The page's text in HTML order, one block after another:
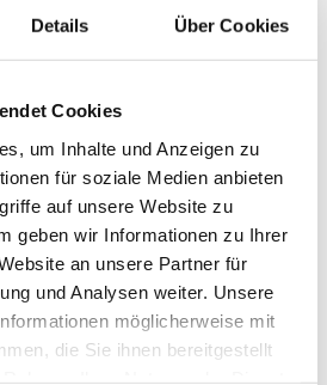
Details Über Cookies
Cookies
um Inhalte und Anzeigen zu
für soziale Medien anbieten
auf unsere Website zu
geben wir Informationen zu Ihrer
an unsere Partner für
und Analysen weiter. Unsere
möglicherweise mit
die Sie ihnen bereitgestellt